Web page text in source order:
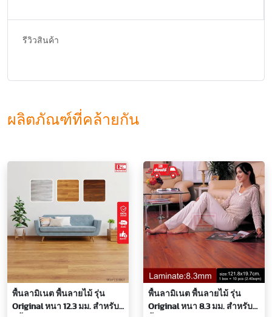
รีวิวสินค้า
ผลิตภัณฑ์ที่คล้ายกัน
พื้นลามิเนต พื้นลายไม้ รุ่น
Original หนา 12.3 มม. สำหรับ
พื้นลามิเนต พื้นลายไม้ รุ่น
Original หนา 8.3 มม. สำหรับปู